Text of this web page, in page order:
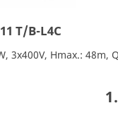
T/B-L4C
3x400V, Hmax.: 48m,